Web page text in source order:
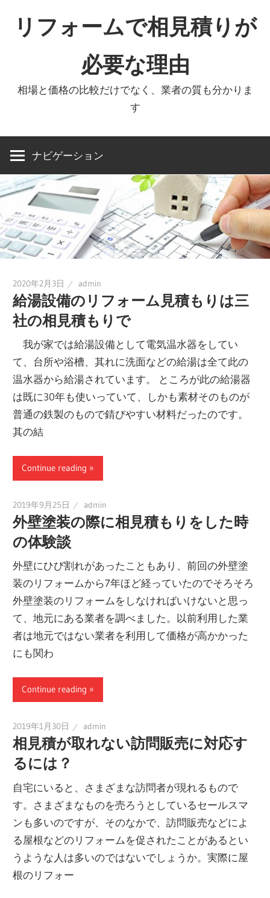
リフォームで相見積りが
必要な理由
相場と価格の比較だけでなく、業者の質も分かりま
す
ナビゲーション
2020年2月3日 admin
給湯設備のリフォーム見積もりは三
社の相見積もりで
我が家では給湯設備として電気温水器をしてい
て、台所や浴槽、其れに洗面などの給湯は全て此の
温水器から給湯されています。 ところが此の給湯器
は既に30年も使いっていて、しかも素材そのものが
普通の鉄製のもので錆びやすい材料だったのです。
其の結
Continue reading
2019年9月25日 admin
外壁塗装の際に相見積もりをした時
の体験談
外壁にひび割れがあったこともあり、前回の外壁塗
装のリフォームから7年ほど経っていたのでそろそろ
外壁塗装のリフォームをしなければいけないと思っ
て、地元にある業者を調べました。以前利用した業
者は地元ではない業者を利用して価格が高かかった
にも関わ
Continue reading
2019年1月30日 admin
相見積が取れない訪問販売に対応す
るには？
自宅にいると、さまざまな訪問者が現れるもので
す。さまざまなものを売ろうとしているセールスマ
ンも多いのですが、そのなかで、訪問販売などによ
る屋根などのリフォームを促されたことがあるとい
うような人は多いのではないでしょうか。実際に屋
根のリフォー